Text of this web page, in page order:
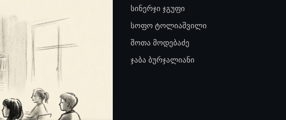
სინერჯი ჯგუფი
სოფო ტოლიაშვილი
შოთა მოდებაძე
ჯაბა ბურჯალიანი